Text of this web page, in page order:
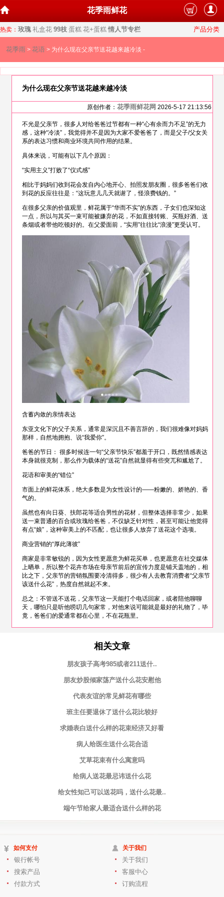
花季雨鲜花
热卖： 玫瑰 礼盒花 99枝 蛋糕 花+蛋糕 情人节专栏 产品分类
花季雨 > 花语 > 为什么现在父亲节送花越来越冷淡 -
为什么现在父亲节送花越来越冷淡
原创作者： 花季雨鲜花网 2026-5-17 21:13:56
不光是父亲节，很多人对给爸爸过节都有一种“心有余而力不足”的无力
感，这种“冷淡”，我觉得并不是因为大家不爱爸爸了，而是父子/父女关
系的表达习惯和商业环境共同作用的结果。
具体来说，可能有以下几个原因：
“实用主义”打败了“仪式感”
相比于妈妈们收到花会发自内心地开心、拍照发朋友圈，很多爸爸们收
到花的反应往往是：“这玩意儿几天就谢了，怪浪费钱的。”
在很多父亲的价值观里，鲜花属于“华而不实”的东西，子女们也深知这
一点，所以与其买一束可能被嫌弃的花，不如直接转账、买瓶好酒、送
条烟或者带他吃顿好的。在父爱面前，“实用”往往比“浪漫”更受认可。
含蓄内敛的亲情表达
东亚文化下的父子关系，通常是深沉且不善言辞的，我们很难像对妈妈
那样，自然地拥抱、说“我爱你”。
爸爸的节日： 很多时候连一句“父亲节快乐”都羞于开口，既然情感表达
本身就很克制，那么作为载体的“送花”自然就显得有些突兀和尴尬了。
花语和审美的“错位”
市面上的鲜花体系，绝大多数是为女性设计的——粉嫩的、娇艳的、香
气的。
虽然也有向日葵、扶郎花等适合男性的花材，但整体选择非常少，如果
送一束普通的百合或玫瑰给爸爸，不仅缺乏针对性，甚至可能让他觉得
有点“娘”，这种审美上的不匹配，也让很多人放弃了送花这个选项。
商业营销的“厚此薄彼”
商家是非常敏锐的，因为女性更愿意为鲜花买单，也更愿意在社交媒体
上晒单，所以整个花卉市场在母亲节前后的宣传力度是铺天盖地的，相
比之下，父亲节的营销氛围要冷清得多，很少有人去教育消费者“父亲节
该送什么花”，热度自然就起不来。
总之：不管送不送花，父亲节这一天能打个电话回家，或者陪他聊聊
天，哪怕只是听他唠叨几句家常，对他来说可能就是最好的礼物了，毕
竟，爸爸们的爱通常都在心里，不在花瓶里。
相关文章
朋友孩子高考985或者211送什..
朋友炒股倾家荡产送什么花安慰他
代表友谊的常见鲜花有哪些
班主任要退休了送什么花比较好
求婚表白送什么样的花束经济又好看
病人给医生送什么花合适
艾草花束有什么寓意吗
给病人送花最忌讳送什么花
给女性知己可以送花吗，送什么花最..
端午节给家人最适合送什么样的花
如何支付 关于我们
银行帐号
关于我们
搜索产品
客服中心
付款方式
订购流程